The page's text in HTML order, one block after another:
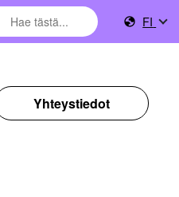
FI
Yhteystiedot